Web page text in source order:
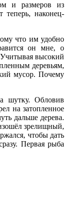
и размеров из
теперь, наконец-
что им удобно
он мне, о
высокий
деревьям,
мусор. Почему
шутку. Обловив
на затопленное
дальше дерева.
зрелищный,
чтобы дать
Первая рыба